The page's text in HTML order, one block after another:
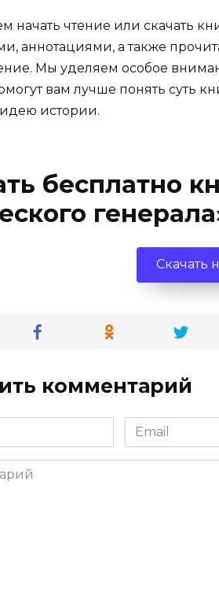
начать чтение или скачать
аннотациями, а также
Мы уделяем особое
вам лучше понять суть
истории.
бесплатно
Скачать
комментарий
Email
*